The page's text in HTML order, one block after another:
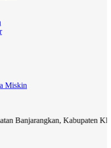
Miskin
Kabupaten